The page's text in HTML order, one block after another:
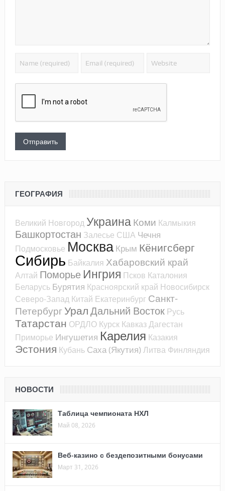
ГЕОГРАФИЯ
Великий Новгород Украина Коми Калмыкия
Башкортостан Залесье США Чечня
Подмосковье Москва Крым Кёнигсберг
Сибирь Байкалия Хабаровский край
Алтай Поморье Ингрия Псков Каталония
Беларусь Бурятия Красноярский край Новосибирск
Северо-Запад Китай Екатеринбург Санкт-
Петербург УралДальний Восток Русь
Татарстан ОРДЛО Курск КавказДагестан
Приморье Ингушетия Карелия Казакия
Эстония Кубань Саха (Якутия) Литва Финляндия
НОВОСТИ
Таблица чемпионата НХЛ
Май 08, 2026
Веб-казино с бездепозитными бонусами
Март 31, 2026